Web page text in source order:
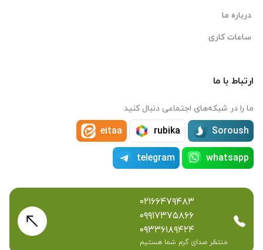
درباره ما
ساعات کاری
ارتباط با ما
ما را در شبکه‌های اجتماعی دنبال کنید
Soroush
rubika
eitaa
whatsapp
telegram
۰۲۱۶۶۴۷۹۴۸۳
۰۹۹۱۷۳۷۵۸۶۶
۰۹۳۳۶۱۸۹۴۲۴
منتظر صدای گرم شما هستیم